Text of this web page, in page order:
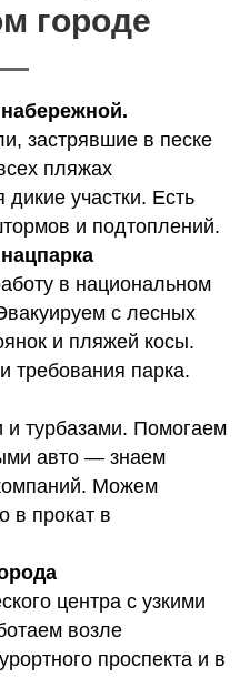
городе
застрявшие в песке
пляжах
участки. Есть
и подтоплений.
в национальном
с лесных
и пляжей косы.
требования парка.
и турбазами. Помогаем
авто — знаем
Можем
в прокат в
центра с узкими
возле
проспекта и в